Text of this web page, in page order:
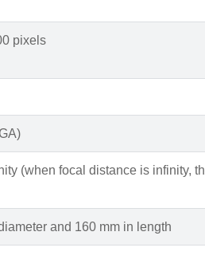
pixels
(when focal distance is infinity,
and 160 mm in length